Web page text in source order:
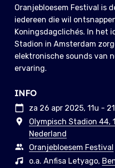
Oranjebloesem Festival is
iedereen die wil
Koningsdagclichés. In het
Stadion in Amsterdam
elektronische sounds van
ervaring.
INFO
za 26 apr 2025, 11u -
Olympisch Stadion 44,
Nederland
Oranjebloesem Festival
o.a. Anfisa Letyago,